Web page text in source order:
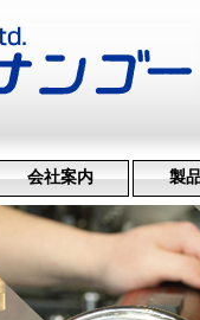
会社案内
ミッション
会社概要
機械設備
沿革・受賞歴
製
機
治具･
試作
特